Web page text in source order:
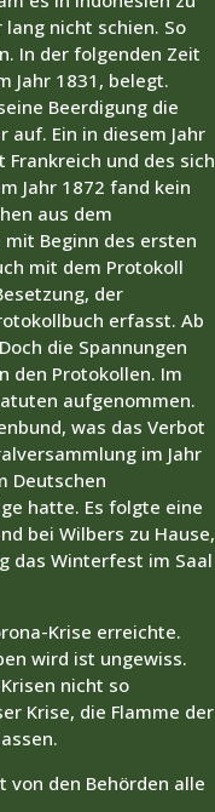
nicht schien. So
In der folgenden Zeit
Jahr 1831, belegt.
Beerdigung die
Ein in diesem Jahr
und des sich
Jahr 1872 fand kein
aus dem
Beginn des ersten
mit dem Protokoll
der
erfasst. Ab
die Spannungen
den Protokollen. Im
aufgenommen.
was das Verbot
im Jahr
Deutschen
hatte. Es folgte eine
bei Wilbers zu Hause,
das Winterfest im Saal
Krise erreichte.
wird ist ungewiss.
nicht so
Krise, die Flamme der
von den Behörden alle